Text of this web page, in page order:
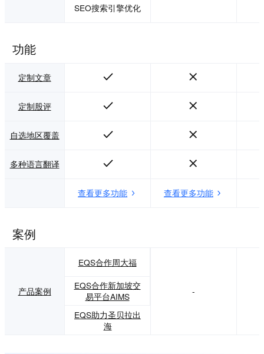
SEO搜索引擎优化
功能
定制文章
定制股评
自选地区覆盖
多种语言翻译
查看更多功能 查看更多功能
案例
产品案例
EQS合作周大福
EQS合作新加坡交
易平台AIMS
EQS助力圣贝拉出
海
-